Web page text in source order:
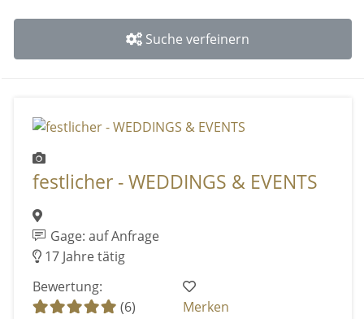
Suche verfeinern
festlicher - WEDDINGS & EVENTS
Gage: auf Anfrage
17 Jahre tätig
Bewertung:
(6)
Merken